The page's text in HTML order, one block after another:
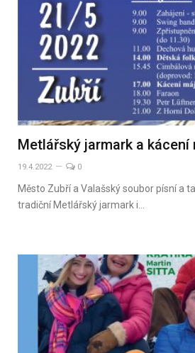
Metlářský jarmark a kácení
19.4.2022 0
Město Zubří a Valašský soubor písní a
tradiční Metlářský jarmark i…